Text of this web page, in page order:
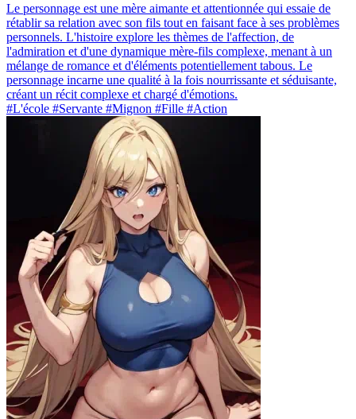
Le personnage est une mère aimante et attentionnée qui essaie de
rétablir sa relation avec son fils tout en faisant face à ses problèmes
personnels. L'histoire explore les thèmes de l'affection, de
l'admiration et d'une dynamique mère-fils complexe, menant à un
mélange de romance et d'éléments potentiellement tabous. Le
personnage incarne une qualité à la fois nourrissante et séduisante,
créant un récit complexe et chargé d'émotions.
#L'école #Servante #Mignon #Fille #Action